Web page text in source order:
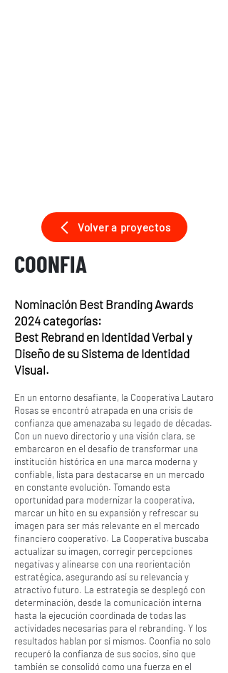
Volver a proyectos
COONFIA
Nominación Best Branding Awards
2024 categorías:
Best Rebrand en Identidad Verbal y
Diseño de su Sistema de Identidad
Visual.
En un entorno desafiante, la Cooperativa Lautaro
Rosas se encontró atrapada en una crisis de
confianza que amenazaba su legado de décadas.
Con un nuevo directorio y una visión clara, se
embarcaron en el desafío de transformar una
institución histórica en una marca moderna y
confiable, lista para destacarse en un mercado
en constante evolución. Tomando esta
oportunidad para modernizar la cooperativa,
marcar un hito en su expansión y refrescar su
imagen para ser más relevante en el mercado
financiero cooperativo. La Cooperativa buscaba
actualizar su imagen, corregir percepciones
negativas y alinearse con una reorientación
estratégica, asegurando así su relevancia y
atractivo futuro. La estrategia se desplegó con
determinación, desde la comunicación interna
hasta la ejecución coordinada de todas las
actividades necesarias para el rebranding. Y los
resultados hablan por sí mismos. Coonfia no solo
recuperó la confianza de sus socios, sino que
también se consolidó como una fuerza en el